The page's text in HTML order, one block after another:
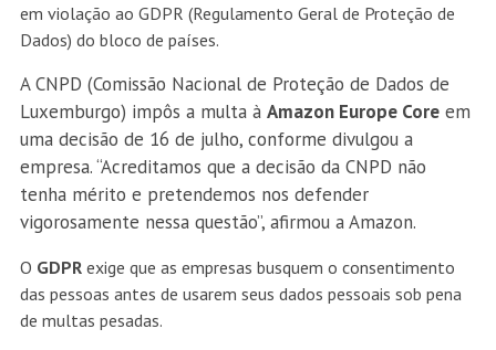
em violação ao GDPR (Regulamento Geral de Proteção de
Dados) do bloco de países.
A CNPD (Comissão Nacional de Proteção de Dados de
Luxemburgo) impôs a multa à Amazon Europe Coreem
uma decisão de 16 de julho, conforme divulgou a
empresa. “Acreditamos que a decisão da CNPD não
tenha mérito e pretendemos nos defender
vigorosamente nessa questão”, afirmou a Amazon.
O GDPRexige que as empresas busquem o consentimento
das pessoas antes de usarem seus dados pessoais sob pena
de multas pesadas.